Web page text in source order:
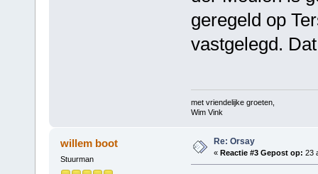
geregeld op
vastgelegd.
met vriendelijke groeten,
Wim Vink
willem boot
Stuurman
Re: Orsay
« Reactie #3 Gepost op: 23